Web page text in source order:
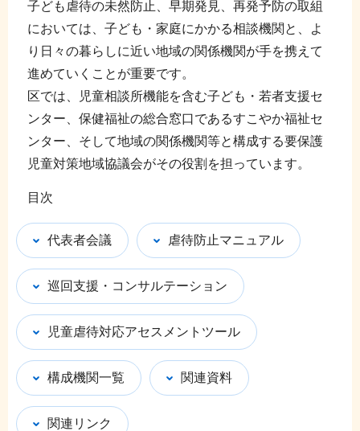
子ども虐待の未然防止、早期発見、再発予防の取組
においては、子ども・家庭にかかる相談機関と、よ
り日々の暮らしに近い地域の関係機関が手を携えて
進めていくことが重要です。
区では、児童相談所機能を含む子ども・若者支援セ
ンター、保健福祉の総合窓口であるすこやか福祉セ
ンター、そして地域の関係機関等と構成する要保護
児童対策地域協議会がその役割を担っています。
目次
代表者会議 虐待防止マニュアル
巡回支援・コンサルテーション
児童虐待対応アセスメントツール
構成機関一覧 関連資料
関連リンク